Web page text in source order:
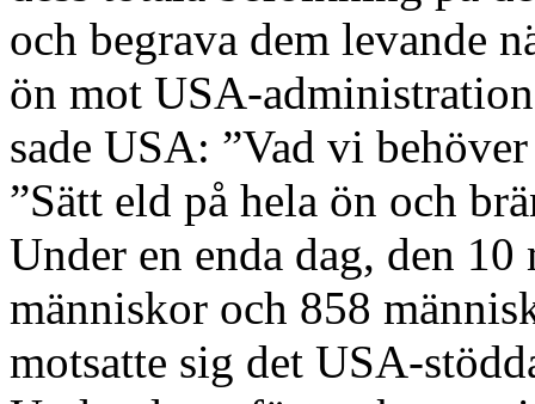
och begrava dem levande
ön mot USA-
sade USA: ”Vad vi
”Sätt eld på hela ön och
Under en enda dag, den
människor och 858
motsatte sig det USA-